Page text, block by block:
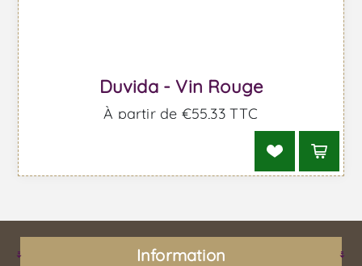
Duvida - Vin Rouge
À partir de €55,33 TTC
Information